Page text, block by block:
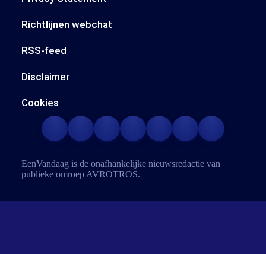
Richtlijnen webchat
RSS-feed
Disclaimer
Cookies
EenVandaag is de onafhankelijke nieuwsredactie van
publieke omroep AVROTROS.